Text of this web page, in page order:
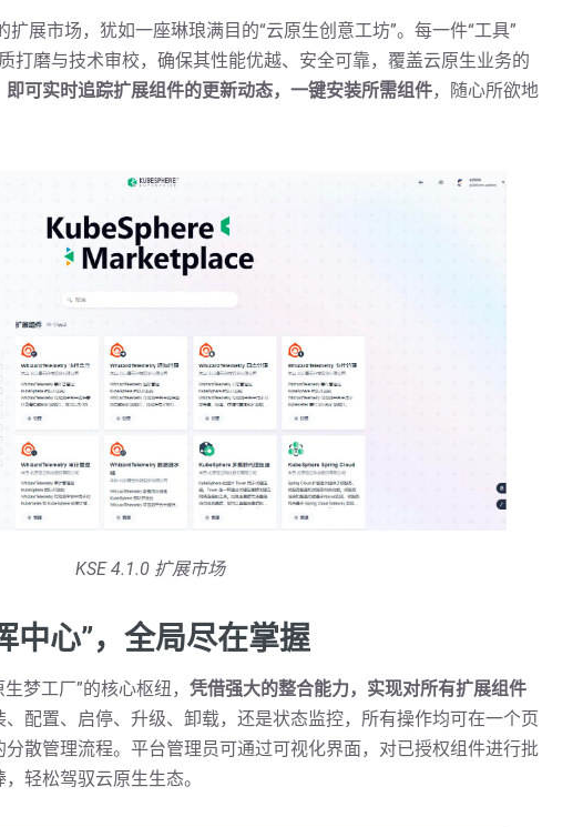
扩展市场，犹如一座琳琅满目的“云原生创意工坊”。每一件“工具”
打磨与技术审校，确保其性能优越、安全可靠，覆盖云原生业务的
即可实时追踪扩展组件的更新动态，一键安装所需组件，随心所欲地
KSE 4.1.0 扩展市场
中心”，全局尽在掌握
梦工厂”的核心枢纽， 凭借强大的整合能力，实现对所有扩展组件
、配置、启停、升级、卸载，还是状态监控，所有操作均可在一个页
散管理流程。平台管理员可通过可视化界面，对已授权组件进行批
轻松驾驭云原生生态。